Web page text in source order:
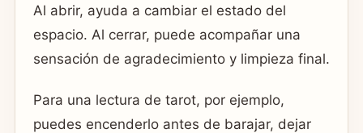
Al abrir, ayuda a cambiar el estado del
espacio. Al cerrar, puede acompañar una
sensación de agradecimiento y limpieza final.
Para una lectura de tarot, por ejemplo,
puedes encenderlo antes de barajar, dejar